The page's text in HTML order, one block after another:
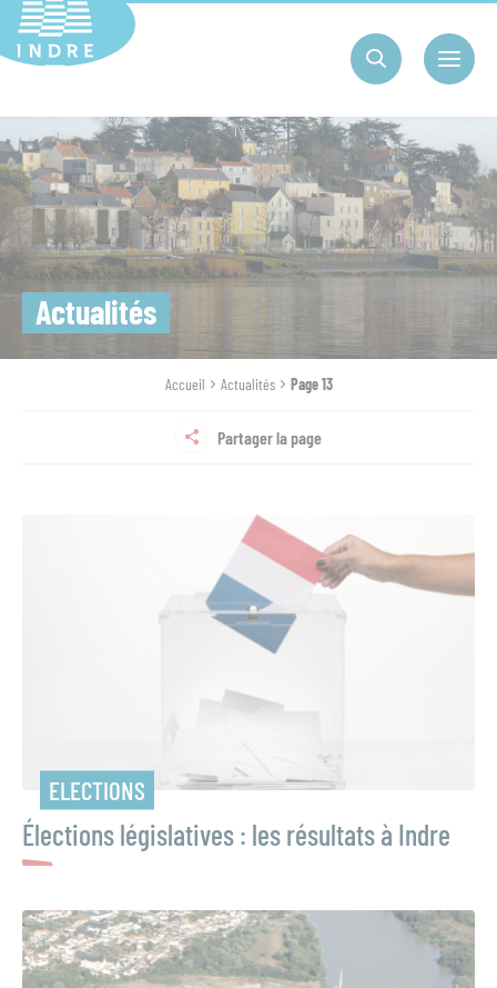
Actualités
Accueil Actualités Page 13
Partager la page
ELECTIONS
Élections législatives : les résultats à Indre
Cookies management panel